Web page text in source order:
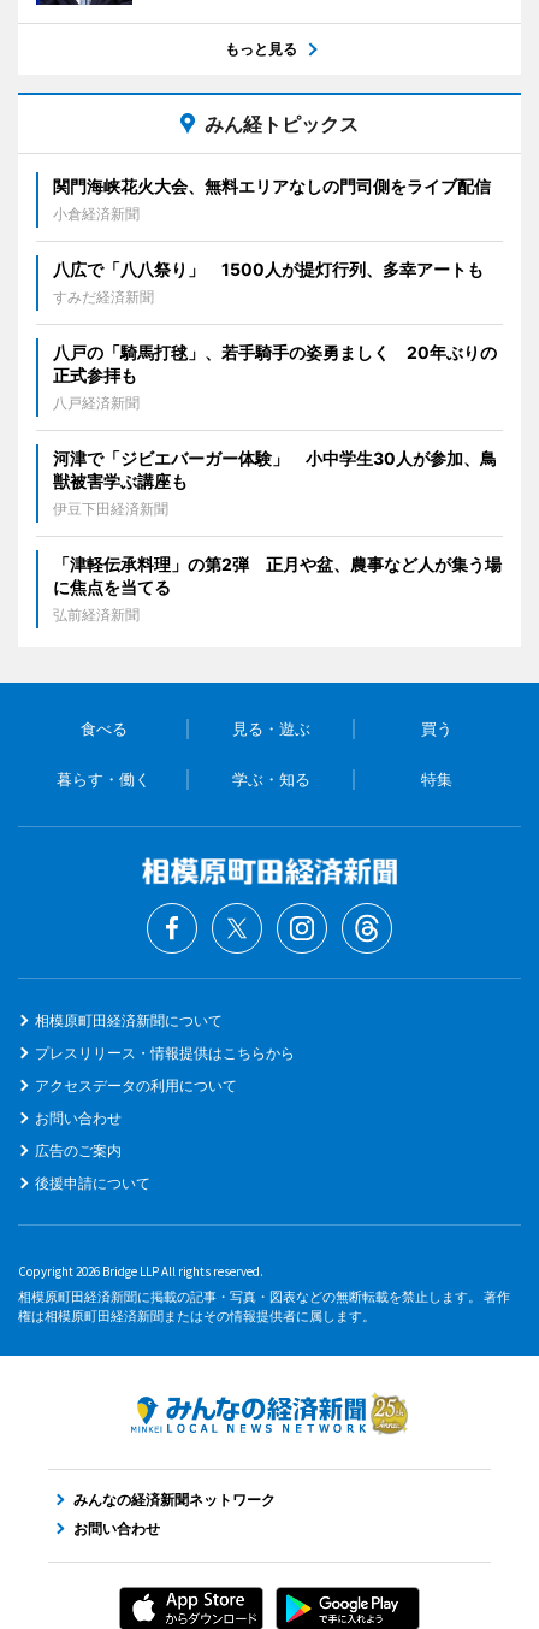
もっと見る
みん経トピックス
関門海峡花火大会、無料エリアなしの門司側をライブ配信
小倉経済新聞
八広で「八八祭り」 1500人が提灯行列、多幸アートも
すみだ経済新聞
八戸の「騎馬打毬」、若手騎手の姿勇ましく 20年ぶりの
正式参拝も
八戸経済新聞
河津で「ジビエバーガー体験」 小中学生30人が参加、鳥
獣被害学ぶ講座も
伊豆下田経済新聞
「津軽伝承料理」の第2弾 正月や盆、農事など人が集う場
に焦点を当てる
弘前経済新聞
食べる 見る・遊ぶ 買う
暮らす・働く 学ぶ・知る 特集
相模原町田経済新聞について
プレスリリース・情報提供はこちらから
アクセスデータの利用について
お問い合わせ
広告のご案内
後援申請について
Copyright 2026 Bridge LLP All rights reserved.
相模原町田経済新聞に掲載の記事・写真・図表などの無断転載を禁止します。 著作
権は相模原町田経済新聞またはその情報提供者に属します。
みんなの経済新聞ネットワーク
お問い合わせ